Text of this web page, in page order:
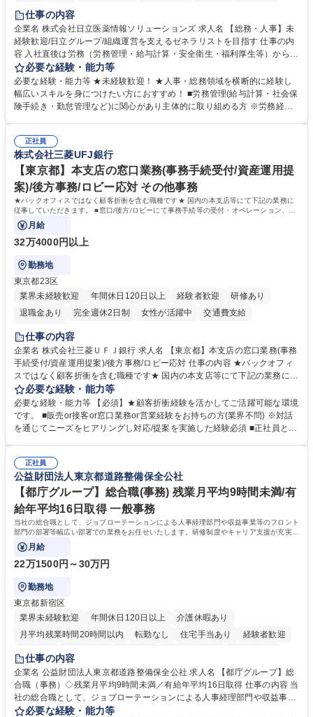
住宅手当あり
育休あり
完全週休2日制 交通費支給 土日祝休み 寮・社宅あり
仕事の内容
企業名 株式会社日立医薬情報ソリューションズ 求人名 【総務・人事】未
経験歓迎/日立グループ/組織運営を支えるゼネラリストを目指す 仕事の内
容 入社直後は労務（労務管理・給与計算・安全衛生・福利厚生等）からお
任せいたします。将来は総務・採用・教育業務へ守備範囲を広げ、組織運
営を支えるゼネラリストをめざせます。 ・初期業務：労働時間管理、給与
計算、社会保険対応、福利厚生管理、安全衛生、健康経営推進等をお任せ
します。ご経験に応じて、休職者管理など、幅広く経験を積んでいただき
幅広く経験を積みたい意欲がある方に最適な環境です。 募集職種 【総
務・人事】未経験歓迎/日立グループ/組織運営を支えるゼネラリストを目
指す
必要な経験・能力等
必要な経験・能力等 ★未経験歓迎！ ★人事・総務領域を横断的に経験し
幅広いスキルを身につけたい方におすすめ！ ■労務管理(給与計算・社会保
険手続き・勤怠管理など)に関心があり主体的に取り組める方 ※労務経験
のご経験 ■労務管理（給与計算・社会保険手続き・勤怠管理など）の経験
■衛生管理者の資格をお持ちの方 学歴・資格 学歴：大学院 大学 高専 短大
専修学校 高校 語学力： 資格：
正社員
株式会社三菱UFJ銀行
【東京都】本支店の窓口業務(事務手続受付/資産運用提
案)/後方事務/ロビー応対 その他事務
★バックオフィスではなく顧客折衝を含む職種です★ 国内の本支店等にて下記の業務に
従事していただきます。 ■窓口/後方/ロビーにて事務手続等の受付・オペレーション、お
客様対応
月給
32万4000円以上
勤務地
東京都23区
業界未経験歓迎
年間休日120日以上 経験者歓迎
研修あり
退職金あり
完全週休2日制 女性が活躍中
交通費支給
土日祝休み
仕事の内容
企業名 株式会社三菱ＵＦＪ銀行 求人名 【東京都】本支店の窓口業務(事務
手続受付/資産運用提案)/後方事務/ロビー応対 仕事の内容 ★バックオフィ
スではなく顧客折衝を含む職種です★ 国内の本支店等にて下記の業務に従
事していただきます。 ■窓口/後方/ロビーにて事務手続等の受付・オペレ
ーション、お客様対応 ■窓口にて、ご来店された個人のお客様に対して金
融商品のご提案 ■効率的な事務運用の検討・構築等 ≪業務紹介：ご応募前
に必ずご覧ください≫ ※記事 https://www.mysite.bk.mufg.jp/career/circle/
必要な経験・能力等
必要な経験・能力等 【必須】★顧客折衝経験を活かしてご活躍可能な環境
です。 ■販売or接客or窓口業務or営業経験をお持ちの方(業界不問) ※対話
を通じてニーズをヒアリングし対応/提案を実施した経験必須 ■正社員とし
るので安心して入行いただけます。 幅広いキャリアの選択肢があり、公募
や社内副業等を活用し、 一人ひとりが挑戦できるカルチャーが浸透してい
ます。 学歴・資格 学歴：大学院 大学 高専 短大 専修学校 高校 語学力：
資格：
正社員
公益財団法人東京都道路整備保全公社
【都庁グループ】総合職(事務) 残業月平均9時間未満/有
給年平均16日取得 一般事務
当社の総合職として、ジョブローテーションによる人事経理部門や収益事業等のフロント
部門の部署等幅広い部署での業務をお任せいたします。研修制度やキャリア支援が充実し
ております！ ※下記業務詳細
月給
22万1500円～30万円
勤務地
東京都新宿区
業界未経験歓迎
年間休日120日以上
介護休暇あり
月平均残業時間20時間以内
転勤なし 住宅手当あり
経験者歓迎
研修あり
退職金あり
駅近5分以内
資格取得手当あり 食事補助あり
仕事の内容
企業名 公益財団法人東京都道路整備保全公社 求人名 【都庁グループ】総
合職（事務）◇残業月平均9時間未満／有給年平均16日取得 仕事の内容 当
社の総合職として、ジョブローテーションによる人事経理部門や収益事業
等のフロント部門の部署等幅広い部署での業務をお任せいたします。研修
必要な経験・能力等